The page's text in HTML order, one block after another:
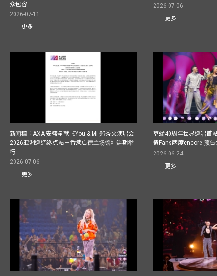
众包容
2026-07-11
更多
2026-07-06
更多
新闻稿︰AXA 安盛呈献《You & Mi 郑秀文演唱会
2026亚洲巡迴终点站－香港启德主场馆》延期举
行
2026-07-06
更多
草蜢40周年世界巡唱首
情Fans两度encore 预
2026-06-24
更多